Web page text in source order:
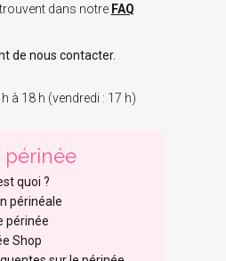
dans notre FAQ
de nous contacter.
à 18 h (vendredi : 17 h)
périnée
quoi ?
périnéale
périnée
Shop